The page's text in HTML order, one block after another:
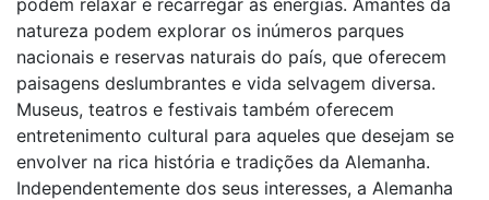
podem relaxar e recarregar as energias. Amantes da
natureza podem explorar os inúmeros parques
nacionais e reservas naturais do país, que oferecem
paisagens deslumbrantes e vida selvagem diversa.
Museus, teatros e festivais também oferecem
entretenimento cultural para aqueles que desejam se
envolver na rica história e tradições da Alemanha.
Independentemente dos seus interesses, a Alemanha